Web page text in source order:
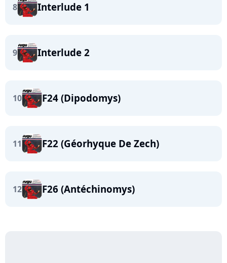
8 Interlude 1
9 Interlude 2
10 F24 (Dipodomys)
11 F22 (Géorhyque De Zech)
12 F26 (Antéchinomys)